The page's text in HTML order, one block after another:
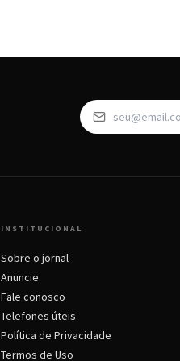
INSTITUCIONAL
Sobre o jornal
Anuncie
Fale conosco
Telefones úteis
Política de Privacidade
Termos de Uso